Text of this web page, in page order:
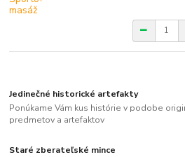
Jedinečné historické artefakty
Ponúkame Vám kus histórie v podobe
predmetov a artefaktov
Staré zberateľské mince